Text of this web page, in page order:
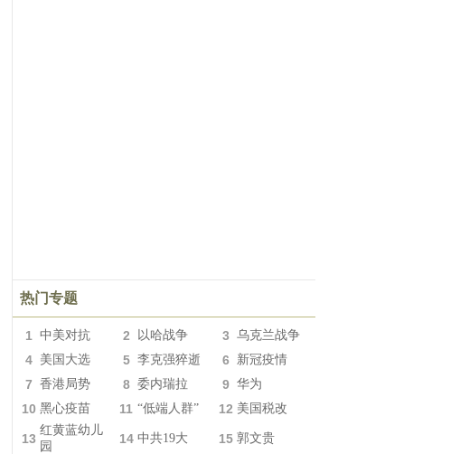
热门专题
1 中美对抗 2 以哈战争 3 乌克兰战争
4 美国大选 5 李克强猝逝 6 新冠疫情
7 香港局势 8 委内瑞拉 9 华为
10 黑心疫苗 11 “低端人群” 12 美国税改
13
红黄蓝幼儿
园
14 中共19大 15 郭文贵